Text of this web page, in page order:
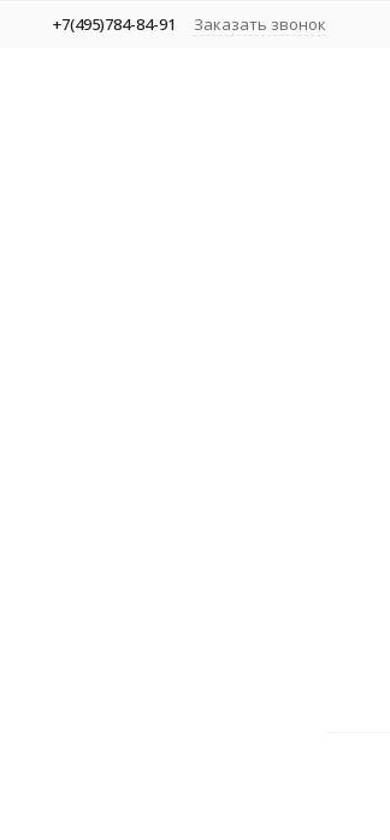
+7(495)784-84-91 Заказать звонок